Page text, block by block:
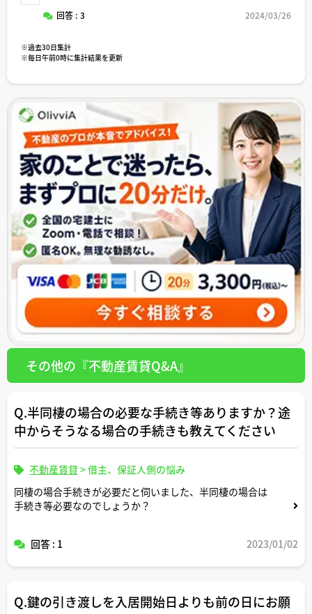
回答 : 3 2024/03/26
※過去30日集計
※毎日午前0時に集計結果を更新
その他の『不動産賃貸Q&A』
Q.半同棲の場合の必要な手続き等ありますか？途
中からそうなる場合の手続きも教えてください
不動産賃貸 >借主、保証人側の悩み
同棲の場合手続きが必要だと伺いました、半同棲の場合は
手続き等必要なのでしょうか？
回答 : 1 2023/01/02
Q.鍵の引き渡しを入居開始日よりも前の日にお願